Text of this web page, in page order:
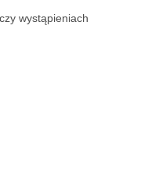
wystąpieniach